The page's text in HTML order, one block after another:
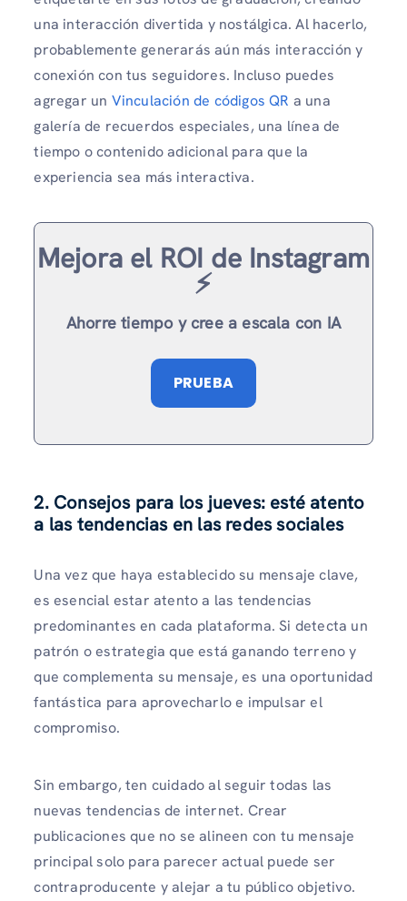
una interacción divertida y nostálgica. Al hacerlo,
probablemente generarás aún más interacción y
conexión con tus seguidores. Incluso puedes
agregar un Vinculación de códigos QR a una
galería de recuerdos especiales, una línea de
tiempo o contenido adicional para que la
experiencia sea más interactiva.
Mejora el ROI de Instagram
⚡️
Ahorre tiempo y cree a escala con IA
PRUEBA
2. Consejos para los jueves: esté atento
a las tendencias en las redes sociales
Una vez que haya establecido su mensaje clave,
es esencial estar atento a las tendencias
predominantes en cada plataforma. Si detecta un
patrón o estrategia que está ganando terreno y
que complementa su mensaje, es una oportunidad
fantástica para aprovecharlo e impulsar el
compromiso.
Sin embargo, ten cuidado al seguir todas las
nuevas tendencias de internet. Crear
publicaciones que no se alineen con tu mensaje
principal solo para parecer actual puede ser
contraproducente y alejar a tu público objetivo.